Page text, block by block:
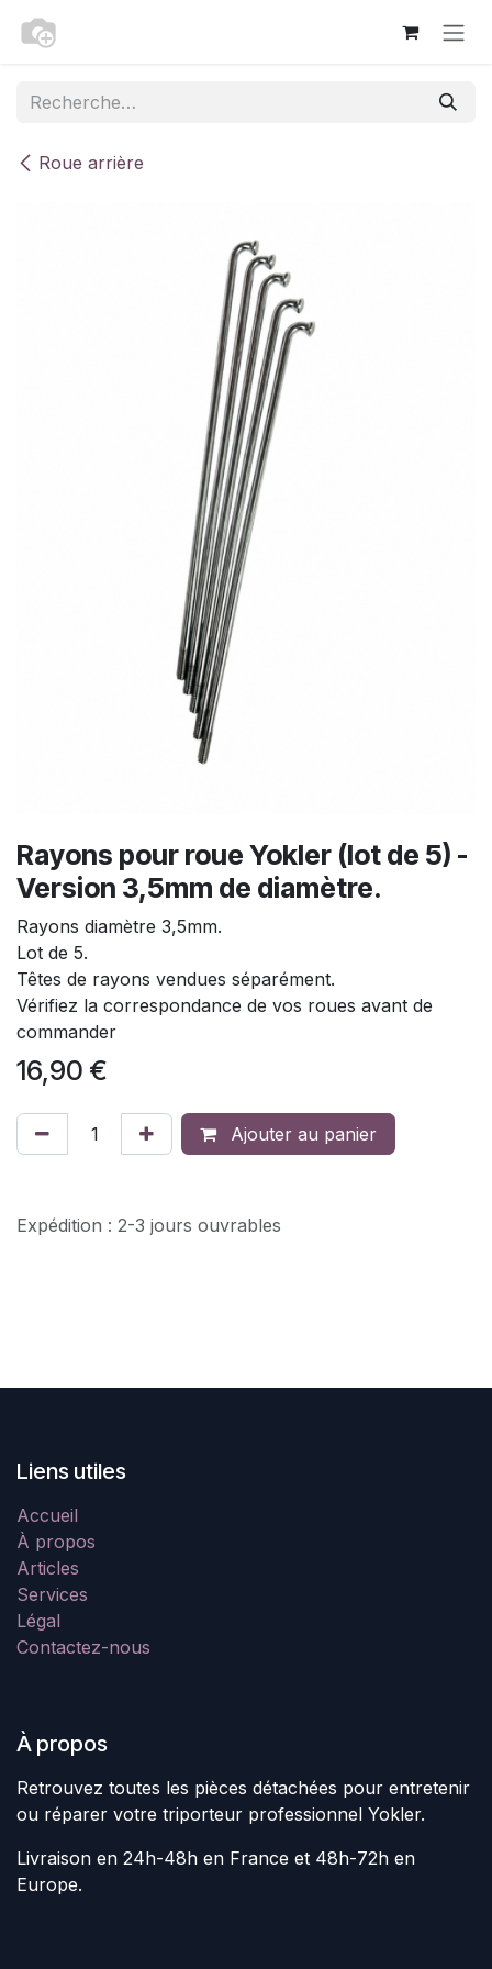
Roue arrière
Rayons pour roue Yokler (lot de 5) -
Version 3,5mm de diamètre.
Rayons diamètre 3,5mm.
Lot de 5.
Têtes de rayons vendues séparément.
Vérifiez la correspondance de vos roues avant de
commander
16,90 €
Ajouter au panier
Expédition : 2-3 jours ouvrables
Liens utiles
Accueil
À propos
Articles
Services
Légal
Contactez-nous
À propos
Retrouvez toutes les pièces détachées pour entretenir
ou réparer votre triporteur professionnel Yokler.
Livraison en 24h-48h en France et 48h-72h en
Europe.